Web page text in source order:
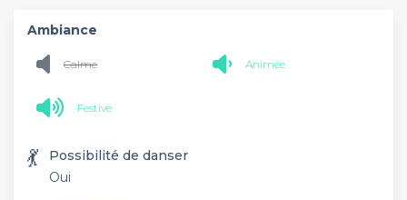
Ambiance
Calme Animée
Festive
💃
Possibilité de danser
Oui